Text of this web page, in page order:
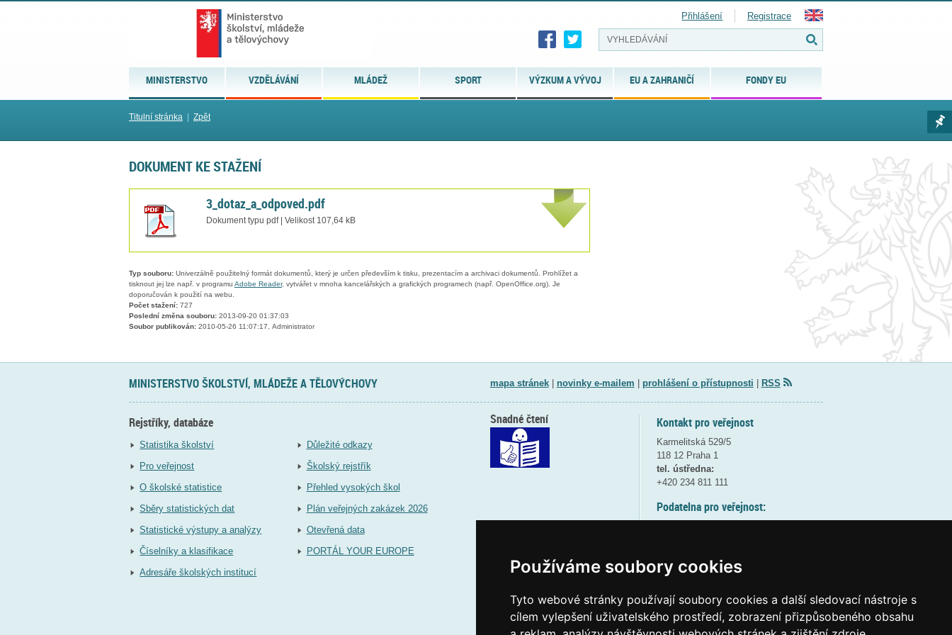
Používáme soubory cookies
Tyto webové stránky používají soubory cookies a další sledovací nástroje s
cílem vylepšení uživatelského prostředí, zobrazení přizpůsobeného obsahu
MINISTERSTVO VZDĚLÁVÁNÍ MLÁDEŽ SPORT VÝZKUM A VÝVOJ EU A ZAHRANIČÍ FONDY EU
Přihlášení Registrace
Titulní stránka Zpět
DOKUMENT KE STAŽENÍ
3_dotaz_a_odpoved.pdf
Dokument typu pdf | Velikost 107,64 kB
Typ souboru: Univerzálně použitelný formát dokumentů, který je určen především k tisku, prezentacím a archivaci dokumentů. Prohlížet a
tisknout jej lze např. v programu Adobe Reader, vytvářet v mnoha kancelářských a grafických programech (např. OpenOffice.org). Je
doporučován k použití na webu.
Počet stažení: 727
Poslední změna souboru: 2013-09-20 01:37:03
Soubor publikován: 2010-05-26 11:07:17, Administrator
MINISTERSTVO ŠKOLSTVÍ, MLÁDEŽE A TĚLOVÝCHOVY mapa stránek| novinky e-mailem prohlášení o přístupnosti RSS
Rejstříky, databáze
Statistika školství
Pro veřejnost
O školské statistice
Sběry statistických dat
Statistické výstupy a analýzy
Číselníky a klasifikace
Adresáře školských institucí
Důležité odkazy
Školský rejstřík
Přehled vysokých škol
Plán veřejných zakázek 2026
Otevřená data
PORTÁL YOUR EUROPE
Kontakt pro veřejnost
Karmelitská 529/5
118 12 Praha 1
tel. ústředna:
+420 234 811 111
Podatelna pro veřejnost:
(více informací
Elektronická podatelna:
Snadné čtení